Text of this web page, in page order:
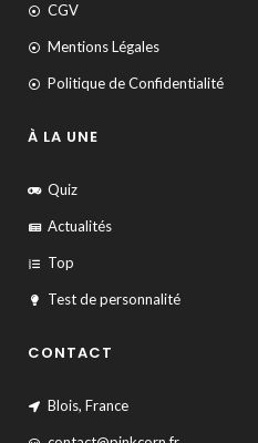
CGV
Mentions Légales
Politique de Confidentialité
À LA UNE
Quiz
Actualités
Top
Test de personnalité
CONTACT
Blois, France